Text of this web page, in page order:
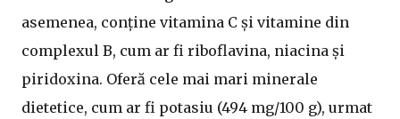
asemenea, conține vitamina C și vitamine din
complexul B, cum ar fi riboflavina, niacina și
piridoxina. Oferă cele mai mari minerale
dietetice, cum ar fi potasiu (494 mg/100 g), urmat